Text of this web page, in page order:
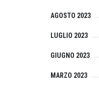
AGOSTO 2023
LUGLIO 2023
GIUGNO 2023
MARZO 2023